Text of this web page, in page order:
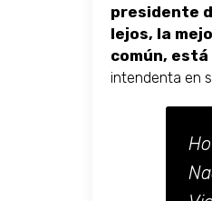
presidente
lejos, la
común,
intendenta en